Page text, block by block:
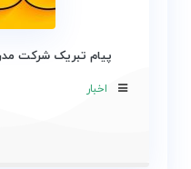
پیام تبریک شرکت
اخبار